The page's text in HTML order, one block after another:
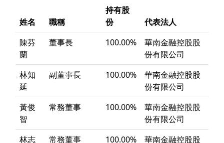
姓名 職稱
持有股
份
代表法人
陳芬
蘭
董事長 100.00%
華南金融控股股
份有限公司
林知
延
副董事長 100.00%
華南金融控股股
份有限公司
黃俊
智
常務董事 100.00%
華南金融控股股
份有限公司
林志
常務董事 100.00%
華南金融控股股